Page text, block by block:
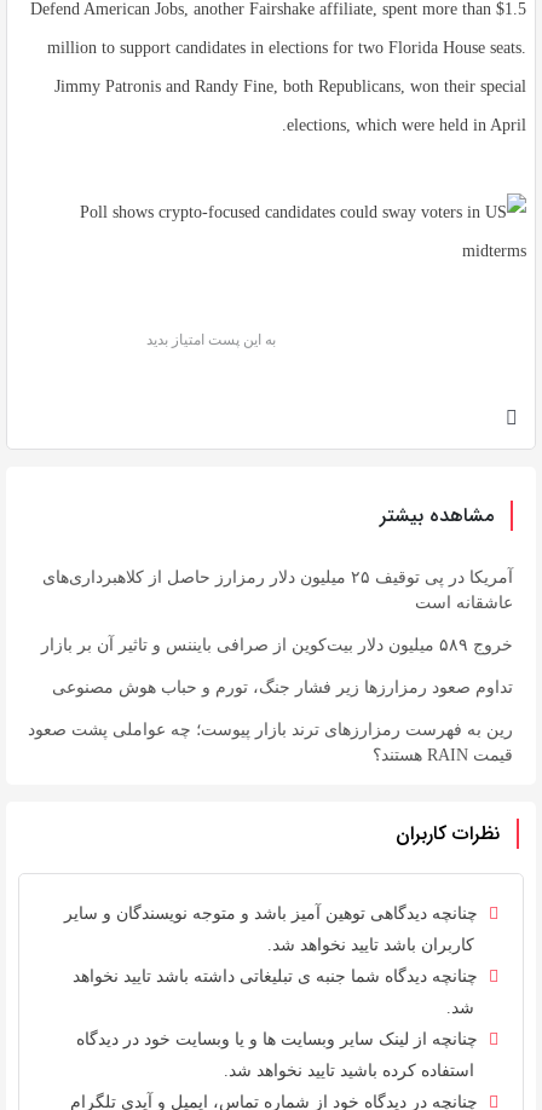
Defend American Jobs, another Fairshake affiliate, spent more than $1.5
million to support candidates in elections for two Florida House seats.
Jimmy Patronis and Randy Fine, both Republicans, won their special
elections, which were held in April.
به این پست امتیاز بدید
مشاهده بیشتر
آمریکا در پی توقیف ۲۵ میلیون دلار رمزارز حاصل از کلاهبرداری‌های
عاشقانه است
خروج ۵۸۹ میلیون دلار بیت‌کوین از صرافی بایننس و تاثیر آن بر بازار
تداوم صعود رمزارزها زیر فشار جنگ، تورم و حباب هوش مصنوعی
رین به فهرست رمزارزهای ترند بازار پیوست؛ چه عواملی پشت صعود
قیمت RAIN هستند؟
نظرات کاربران
چنانچه دیدگاهی توهین آمیز باشد و متوجه نویسندگان و سایر
کاربران باشد تایید نخواهد شد.
چنانچه دیدگاه شما جنبه ی تبلیغاتی داشته باشد تایید نخواهد
شد.
چنانچه از لینک سایر وبسایت ها و یا وبسایت خود در دیدگاه
استفاده کرده باشید تایید نخواهد شد.
چنانچه در دیدگاه خود از شماره تماس، ایمیل و آیدی تلگرام